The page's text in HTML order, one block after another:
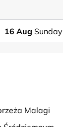
16 Aug Sunday
Malagi